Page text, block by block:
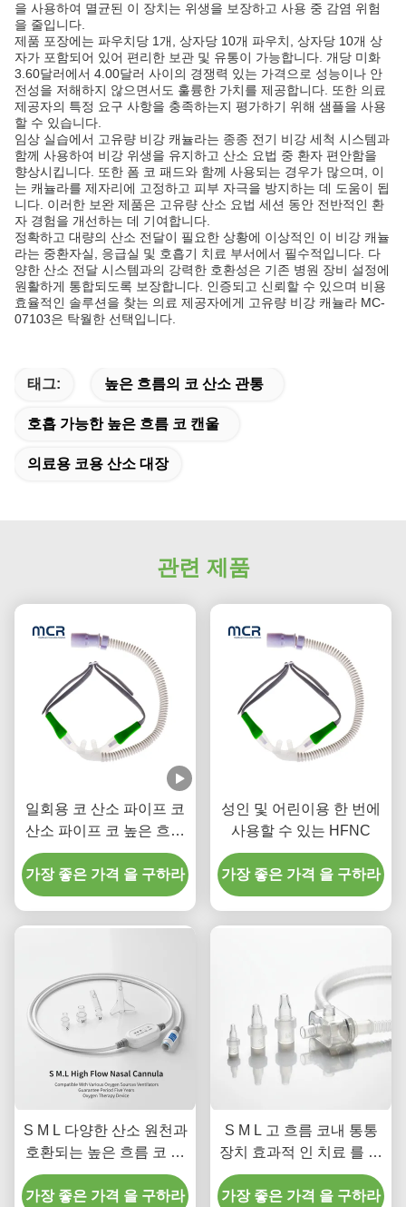
을 사용하여 멸균된 이 장치는 위생을 보장하고 사용 중 감염 위험
을 줄입니다.
제품 포장에는 파우치당 1개, 상자당 10개 파우치, 상자당 10개 상
자가 포함되어 있어 편리한 보관 및 유통이 가능합니다. 개당 미화
3.60달러에서 4.00달러 사이의 경쟁력 있는 가격으로 성능이나 안
전성을 저해하지 않으면서도 훌륭한 가치를 제공합니다. 또한 의료
제공자의 특정 요구 사항을 충족하는지 평가하기 위해 샘플을 사용
할 수 있습니다.
임상 실습에서 고유량 비강 캐뉼라는 종종 전기 비강 세척 시스템과
함께 사용하여 비강 위생을 유지하고 산소 요법 중 환자 편안함을
향상시킵니다. 또한 폼 코 패드와 함께 사용되는 경우가 많으며, 이
는 캐뉼라를 제자리에 고정하고 피부 자극을 방지하는 데 도움이 됩
니다. 이러한 보완 제품은 고유량 산소 요법 세션 동안 전반적인 환
자 경험을 개선하는 데 기여합니다.
정확하고 대량의 산소 전달이 필요한 상황에 이상적인 이 비강 캐뉼
라는 중환자실, 응급실 및 호흡기 치료 부서에서 필수적입니다. 다
양한 산소 전달 시스템과의 강력한 호환성은 기존 병원 장비 설정에
원활하게 통합되도록 보장합니다. 인증되고 신뢰할 수 있으며 비용
효율적인 솔루션을 찾는 의료 제공자에게 고유량 비강 캐뉼라 MC-
07103은 탁월한 선택입니다.
태그: 높은 흐름의 코 산소 관통
호흡 가능한 높은 흐름 코 캔울
의료용 코용 산소 대장
관련 제품
일회용 코 산소 파이프 코
산소 파이프 코 높은 흐름
캔룰라 의료용
가장 좋은 가격 을 구하라
성인 및 어린이용 한 번에
사용할 수 있는 HFNC
가장 좋은 가격 을 구하라
S M L 다양한 산소 원천과
호환되는 높은 흐름 코 코
니 밸리레이터 보증 기간
5 년 산소 치료 장치
가장 좋은 가격 을 구하라
S M L 고 흐름 코내 통통
장치 효과적 인 치료 를 제
공하는 내막 및 기관지 수
술 용으로 설계 된
가장 좋은 가격 을 구하라